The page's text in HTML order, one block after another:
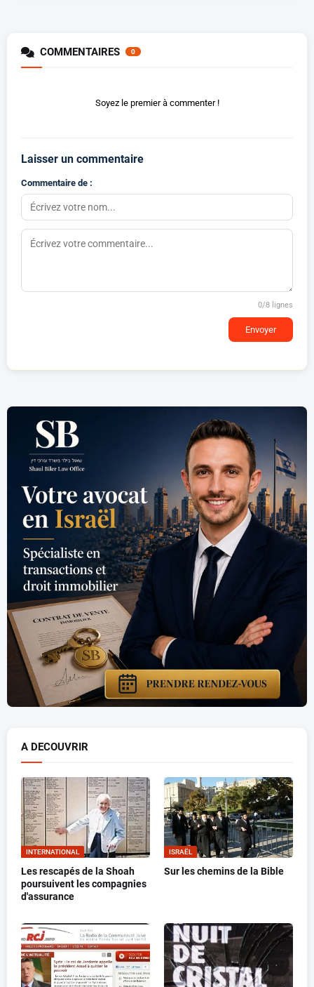
COMMENTAIRES 0
Soyez le premier à commenter !
Laisser un commentaire
Commentaire de :
0/8 lignes
Envoyer
A DECOUVRIR
INTERNATIONAL
Les rescapés de la Shoah
poursuivent les compagnies
d'assurance
ISRAËL
Sur les chemins de la Bible